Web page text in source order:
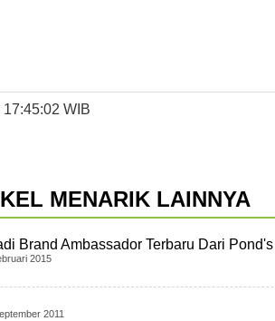
WIB
MENARIK LAINNYA
Brand Ambassador Terbaru Dari Pond's
2015
2011